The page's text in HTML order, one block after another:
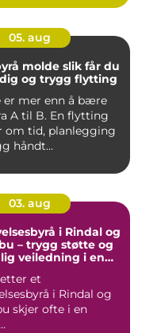
05. aug
slik får du
og trygg flytting
er mer enn å bære
A til B. En flytting
om tid, planlegging
håndt...
03. aug
i Rindal og
– trygg støtte og
veiledning i en
tid
et
i Rindal og
skjer ofte i en